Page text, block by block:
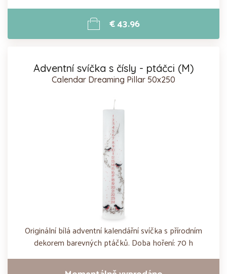
€ 43.96
Adventní svíčka s čísly - ptáčci (M)
Calendar Dreaming Pillar 50x250
Originální bílá adventní kalendářní svíčka s přírodním
dekorem barevných ptáčků. Doba hoření: 70 h